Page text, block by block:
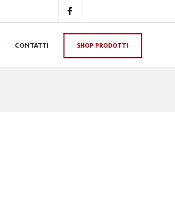
CONTATTI SHOP PRODOTTI